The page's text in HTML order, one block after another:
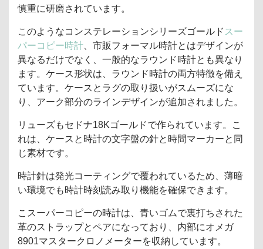
慎重に研磨されています。
このようなコンステレーションシリーズゴールド スー
パーコピー時計 、市販フォーマル時計とはデザインが
異なるだけでなく、一般的なラウンド時計とも異なり
ます。ケース形状は、ラウンド時計の両方特徴を備え
ています。ケースとラグの取り扱いがスムーズにな
り、アーク部分のラインデザインが追加されました。
リューズもセドナ18Kゴールドで作られています。こ
れは、ケースと時計の文字盤の針と時間マーカーと同
じ素材です。
時計針は発光コーティングで覆われているため、薄暗
い環境でも時計時刻読み取り機能を確保できます。
こスーパーコピーの時計は、青いゴムで裏打ちされた
革のストラップとペアになっており、内部にオメガ
8901マスタークロノメーターを収納しています。